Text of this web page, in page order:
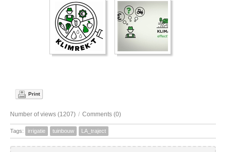
Print
Number of views (1207) / Comments (0)
Tags: irrigatie tuinbouw LA_traject